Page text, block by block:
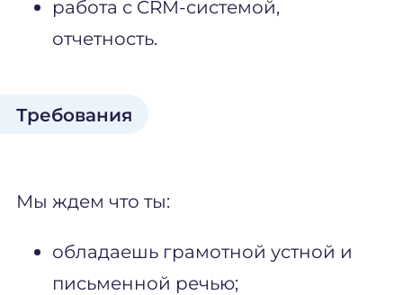
работа с CRM-системой,
отчетность.
Требования
Мы ждем что ты:
обладаешь грамотной устной и
письменной речью;